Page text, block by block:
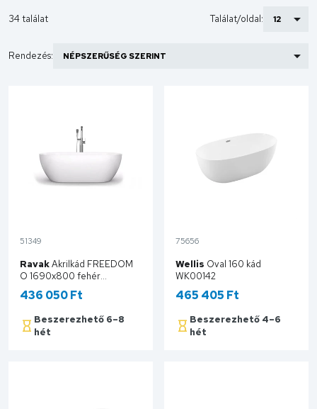
34 találat Találat/oldal:
Rendezés:
51349
RavakAkrilkád FREEDOM
O 1690x800 fehér
szabadonálló XC00100020
436 050 Ft
Beszerezhető 6–8
hét
75656
Wellis Oval 160 kád
WK00142
465 405 Ft
Beszerezhető 4–6
hét